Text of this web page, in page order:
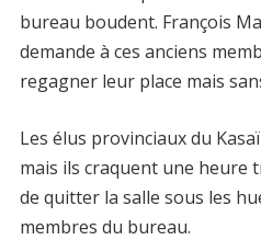
bureau boudent. François
demande à ces anciens
regagner leur place mais
Les élus provinciaux du
mais ils craquent une heure
de quitter la salle sous les
membres du bureau.